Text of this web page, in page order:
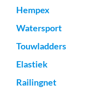
Hempex
Watersport
Touwladders
Elastiek
Railingnet